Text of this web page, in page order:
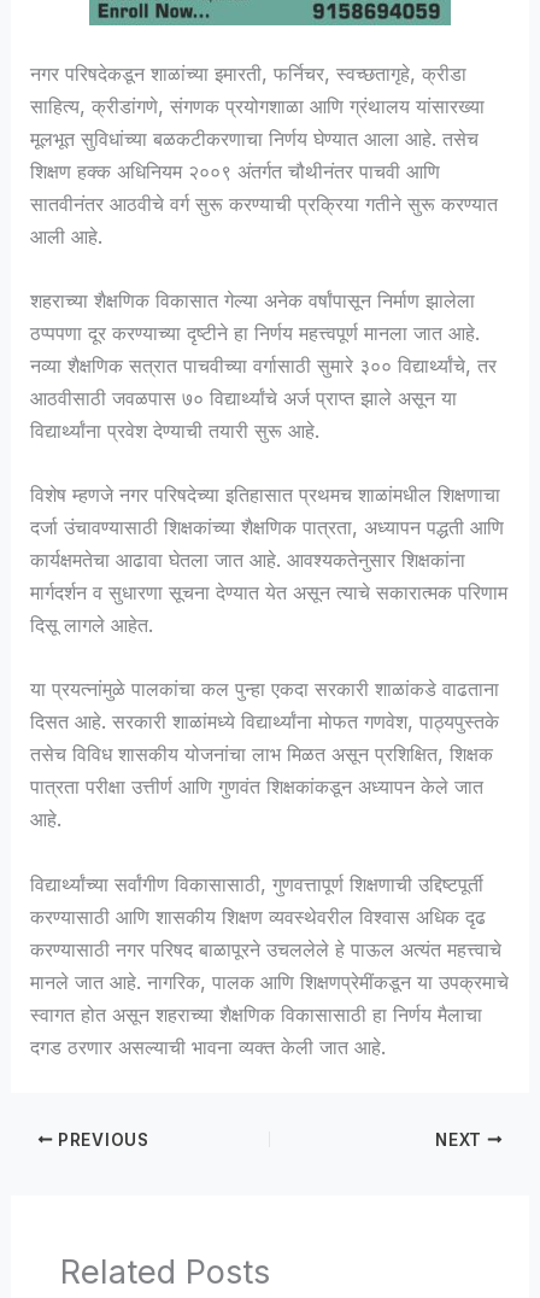
नगर परिषदेकडून शाळांच्या इमारती, फर्निचर, स्वच्छतागृहे, क्रीडा
साहित्य, क्रीडांगणे, संगणक प्रयोगशाळा आणि ग्रंथालय यांसारख्या
मूलभूत सुविधांच्या बळकटीकरणाचा निर्णय घेण्यात आला आहे. तसेच
शिक्षण हक्क अधिनियम २००९ अंतर्गत चौथीनंतर पाचवी आणि
सातवीनंतर आठवीचे वर्ग सुरू करण्याची प्रक्रिया गतीने सुरू करण्यात
आली आहे.
शहराच्या शैक्षणिक विकासात गेल्या अनेक वर्षांपासून निर्माण झालेला
ठप्पपणा दूर करण्याच्या दृष्टीने हा निर्णय महत्त्वपूर्ण मानला जात आहे.
नव्या शैक्षणिक सत्रात पाचवीच्या वर्गासाठी सुमारे ३०० विद्यार्थ्यांचे, तर
आठवीसाठी जवळपास ७० विद्यार्थ्यांचे अर्ज प्राप्त झाले असून या
विद्यार्थ्यांना प्रवेश देण्याची तयारी सुरू आहे.
विशेष म्हणजे नगर परिषदेच्या इतिहासात प्रथमच शाळांमधील शिक्षणाचा
दर्जा उंचावण्यासाठी शिक्षकांच्या शैक्षणिक पात्रता, अध्यापन पद्धती आणि
कार्यक्षमतेचा आढावा घेतला जात आहे. आवश्यकतेनुसार शिक्षकांना
मार्गदर्शन व सुधारणा सूचना देण्यात येत असून त्याचे सकारात्मक परिणाम
दिसू लागले आहेत.
या प्रयत्नांमुळे पालकांचा कल पुन्हा एकदा सरकारी शाळांकडे वाढताना
दिसत आहे. सरकारी शाळांमध्ये विद्यार्थ्यांना मोफत गणवेश, पाठ्यपुस्तके
तसेच विविध शासकीय योजनांचा लाभ मिळत असून प्रशिक्षित, शिक्षक
पात्रता परीक्षा उत्तीर्ण आणि गुणवंत शिक्षकांकडून अध्यापन केले जात
आहे.
विद्यार्थ्यांच्या सर्वांगीण विकासासाठी, गुणवत्तापूर्ण शिक्षणाची उद्दिष्टपूर्ती
करण्यासाठी आणि शासकीय शिक्षण व्यवस्थेवरील विश्वास अधिक दृढ
करण्यासाठी नगर परिषद बाळापूरने उचललेले हे पाऊल अत्यंत महत्त्वाचे
मानले जात आहे. नागरिक, पालक आणि शिक्षणप्रेमींकडून या उपक्रमाचे
स्वागत होत असून शहराच्या शैक्षणिक विकासासाठी हा निर्णय मैलाचा
दगड ठरणार असल्याची भावना व्यक्त केली जात आहे.
PREVIOUS NEXT
Related Posts